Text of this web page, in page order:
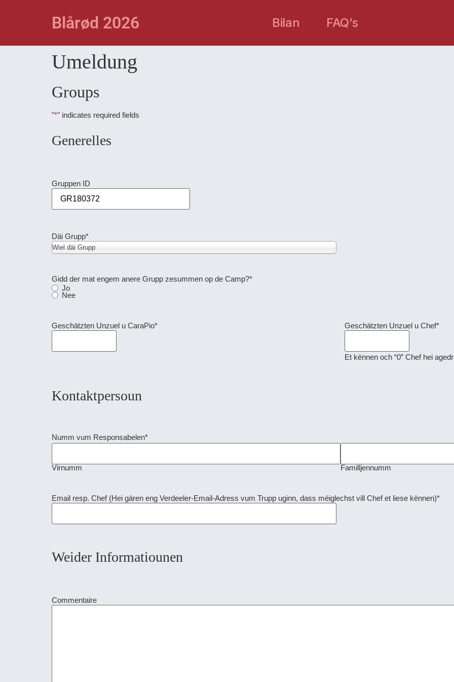
Blårød 2026 Bilan FAQ’s
Umeldung
Groups
"*" indicates required fields
Generelles
Gruppen ID
Däi Grupp*
Wiel däi Grupp
Gidd der mat engem anere Grupp zesummen op de Camp?*
Jo
Nee
Geschätzten Unzuel u CaraPio* Geschätzten Unzuel u Chef*
Et kënnen och “0” Chef hei
Kontaktpersoun
Numm vum Responsabelen*
Virnumm Familljennumm
Email resp. Chef (Hei gären eng Verdeeler-Email-Adress vum Trupp uginn, dass méiglechst vill Chef et liese kënnen)*
Weider Informatiounen
Commentaire